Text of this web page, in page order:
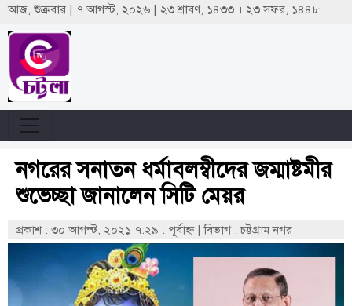
আজ, শুক্রবার | ৭ আগস্ট, ২০২৬ | ২৩ শ্রাবণ, ১৪৩৩ । ২৩ সফর, ১৪৪৮
নগরের সনাতন ধর্মাবলম্বীদের জম্মাষ্টমীর
শুভেচ্ছা জানালেন সিটি মেয়র
প্রকাশ : ৩০ আগস্ট, ২০২১ ৭:২৯ : পূর্বাহ্ণ |বিভাগ : চট্টগ্রাম নগর